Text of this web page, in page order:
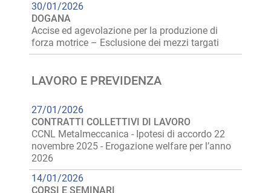
30/01/2026
DOGANA
Accise ed agevolazione per la produzione di
forza motrice – Esclusione dei mezzi targati
LAVORO E PREVIDENZA
27/01/2026
CONTRATTI COLLETTIVI DI LAVORO
CCNL Metalmeccanica - Ipotesi di accordo 22
novembre 2025 - Erogazione welfare per l’anno
2026
14/01/2026
CORSI E SEMINARI